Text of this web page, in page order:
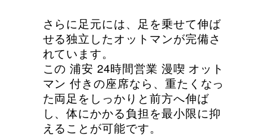
さらに足元には、足を乗せて伸ば
せる独立したオットマンが完備さ
れています。
この 浦安 24時間営業 漫喫 オット
マン 付きの座席なら、重たくなっ
た両足をしっかりと前方へ伸ば
し、体にかかる負担を最小限に抑
えることが可能です。